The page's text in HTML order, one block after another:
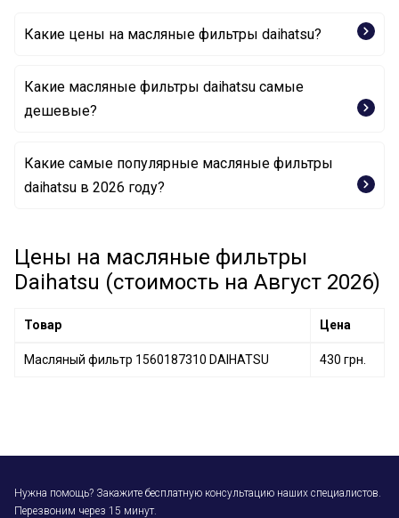
Какие цены на масляные фильтры daihatsu?
Какие масляные фильтры daihatsu самые
дешевые?
Масляный фильтр 1560187310 DAIHATSU
Какие самые популярные масляные фильтры
daihatsu в 2026 году?
Цены на масляные фильтры
Daihatsu (стоимость на Август 2026)
Товар Цена
Масляный фильтр 1560187310 DAIHATSU 430 грн.
Нужна помощь? Закажите бесплатную консультацию наших специалистов.
Перезвоним через 15 минут.